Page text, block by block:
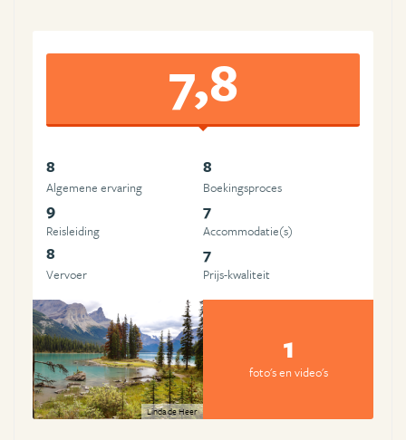
7,8
8
Algemene ervaring
8
Boekingsproces
9
Reisleiding
7
Accommodatie(s)
8
Vervoer
7
Prijs-kwaliteit
Linda de Heer
1
foto's en video's